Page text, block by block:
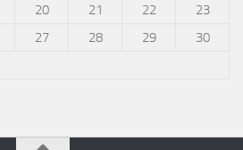
20 21 22
23
27 28 29
30